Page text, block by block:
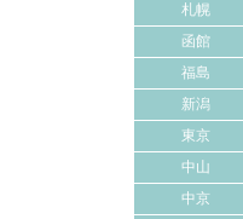
札幌
函館
福島
新潟
東京
中山
中京